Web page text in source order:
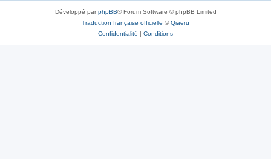
Développé parphpBB® Forum Software © phpBB Limited
Traduction française officielle ©Qiaeru
Confidentialité | Conditions